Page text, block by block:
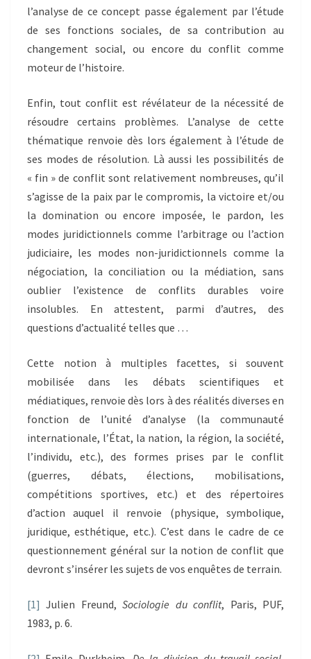
l’analyse de ce concept passe également par l’étude
de ses fonctions sociales, de sa contribution au
changement social, ou encore du conflit comme
moteur de l’histoire.
Enfin, tout conflit est révélateur de la nécessité de
résoudre certains problèmes. L’analyse de cette
thématique renvoie dès lors également à l’étude de
ses modes de résolution. Là aussi les possibilités de
« fin » de conflit sont relativement nombreuses, qu’il
s’agisse de la paix par le compromis, la victoire et/ou
la domination ou encore imposée, le pardon, les
modes juridictionnels comme l’arbitrage ou l’action
judiciaire, les modes non-juridictionnels comme la
négociation, la conciliation ou la médiation, sans
oublier l’existence de conflits durables voire
insolubles. En attestent, parmi d’autres, des
questions d’actualité telles que …
Cette notion à multiples facettes, si souvent
mobilisée dans les débats scientifiques et
médiatiques, renvoie dès lors à des réalités diverses en
fonction de l’unité d’analyse (la communauté
internationale, l’État, la nation, la région, la société,
l’individu, etc.), des formes prises par le conflit
(guerres, débats, élections, mobilisations,
compétitions sportives, etc.) et des répertoires
d’action auquel il renvoie (physique, symbolique,
juridique, esthétique, etc.). C’est dans le cadre de ce
questionnement général sur la notion de conflit que
devront s’insérer les sujets de vos enquêtes de terrain.
[1] Julien Freund,Sociologie du conflit, Paris, PUF,
1983, p. 6.